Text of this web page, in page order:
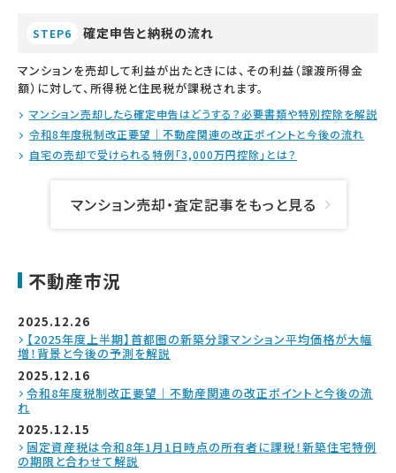
STEP6 確定申告と納税の流れ
マンションを売却して利益が出たときには、その利益（譲渡所得金
額）に対して、所得税と住民税が課税されます。
マンション売却したら確定申告はどうする？必要書類や特別控除を解説
令和8年度税制改正要望｜不動産関連の改正ポイントと今後の流れ
自宅の売却で受けられる特例「3,000万円控除」とは？
マンション売却・査定記事をもっと見る
不動産市況
2025.12.26
【2025年度上半期】首都圏の新築分譲マンション平均価格が大幅
増！背景と今後の予測を解説
2025.12.16
令和8年度税制改正要望｜不動産関連の改正ポイントと今後の流
れ
2025.12.15
固定資産税は令和8年1月1日時点の所有者に課税！新築住宅特例
の期限と合わせて解説